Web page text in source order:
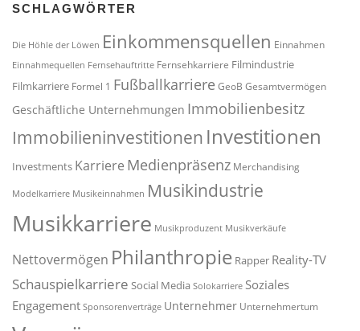
SCHLAGWÖRTER
Die Höhle der Löwen Einkommensquellen Einnahmen
Einnahmequellen Fernsehauftritte Fernsehkarriere Filmindustrie
Filmkarriere Formel 1 Fußballkarriere GeoB Gesamtvermögen
Geschäftliche Unternehmungen Immobilienbesitz
Immobilieninvestitionen Investitionen
Investments Karriere Medienpräsenz Merchandising
Modelkarriere Musikeinnahmen Musikindustrie
Musikkarriere Musikproduzent Musikverkäufe
Nettovermögen Philanthropie Rapper Reality-TV
Schauspielkarriere Social Media Solokarriere Soziales
Engagement Sponsorenverträge Unternehmer Unternehmertum